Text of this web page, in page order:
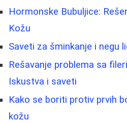
Hormonske Bubuljice:
Kožu
Saveti za šminkanje i negu
Rešavanje problema sa
Iskustva i saveti
Kako se boriti protiv prvih
kožu